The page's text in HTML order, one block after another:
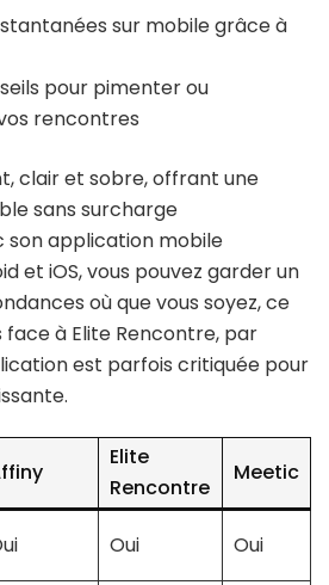
sur mobile grâce à
pour pimenter ou
rencontres
clair et sobre, offrant une
sans surcharge
son application mobile
et iOS, vous pouvez garder un
où que vous soyez, ce
face à Elite Rencontre, par
est parfois critiquée pour
Elite
Rencontre
Meetic
Oui
Oui